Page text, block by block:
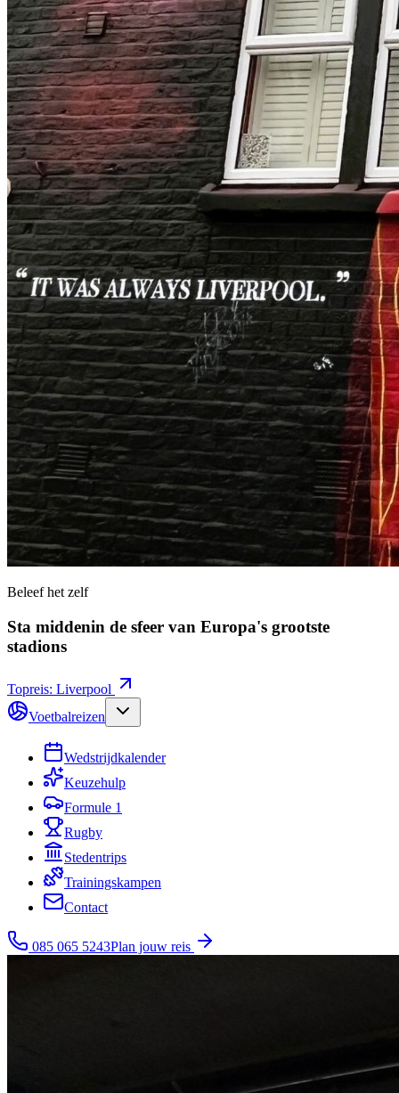
Beleef het zelf
Sta middenin de sfeer van Europa's grootste
stadions
Topreis: Liverpool
Voetbalreizen
Wedstrijdkalender
Keuzehulp
Formule 1
Rugby
Stedentrips
Trainingskampen
Contact
085 065 5243Plan jouw reis